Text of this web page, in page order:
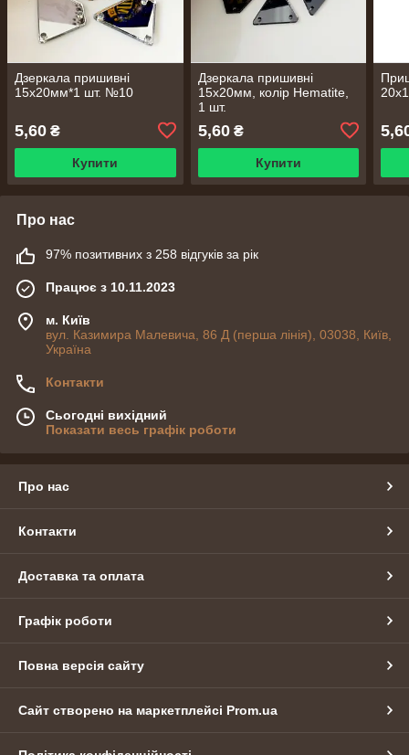
Дзеркала пришивні
15х20мм*1 шт. №10
5,60 ₴
Купити
Дзеркала пришивні
15х20мм, колір Hematite,
1 шт.
5,60₴
Купити
Про нас
97% позитивних з 258 відгуків за рік
Працює з 10.11.2023
м. Київ
вул. Казимира Малевича, 86 Д (перша лінія), 03038, Київ,
Україна
Контакти
Сьогодні вихідний
Показати весь графік роботи
Про нас
Контакти
Доставка та оплата
Графік роботи
Повна версія сайту
Сайт створено на маркетплейсі Prom.ua